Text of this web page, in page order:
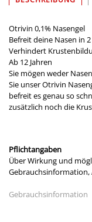
Otrivin 0,1% Nasengel
Befreit deine Nasen in
Verhindert
Ab 12 Jahren
Sie mögen weder
Sie unser Otrivin
befreit es genau so
zusätzlich noch die
Pflichtangaben
Über Wirkung und
Gebrauchsinformation